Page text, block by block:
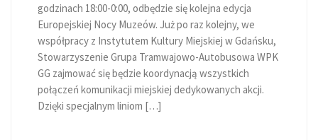
godzinach 18:00-0:00, odbędzie się kolejna edycja
Europejskiej Nocy Muzeów. Już po raz kolejny, we
współpracy z Instytutem Kultury Miejskiej w Gdańsku,
Stowarzyszenie Grupa Tramwajowo-Autobusowa WPK
GG zajmować się będzie koordynacją wszystkich
połączeń komunikacji miejskiej dedykowanych akcji.
Dzięki specjalnym liniom […]